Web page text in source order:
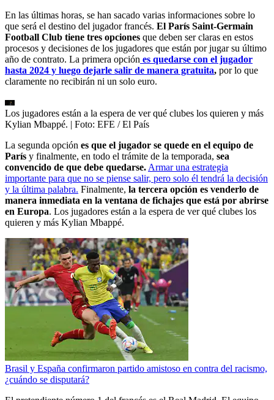
En las últimas horas, se han sacado varias informaciones sobre lo
que será el destino del jugador francés. El París Saint-Germain
Football Club tiene tres opciones que deben ser claras en estos
procesos y decisiones de los jugadores que están por jugar su último
año de contrato. La primera opción es quedarse con el jugador
hasta 2024 y luego dejarle salir de manera gratuita, por lo que
claramente no recibirán ni un solo euro.
Los jugadores están a la espera de ver qué clubes los quieren y más
Kylian Mbappé. | Foto: EFE / El País
La segunda opción es que el jugador se quede en el equipo de
París y finalmente, en todo el trámite de la temporada, sea
convencido de que debe quedarse. Armar una estrategia
importante para que no se piense salir, pero solo él tendrá la decisión
y la última palabra. Finalmente, la tercera opción es venderlo de
manera inmediata en la ventana de fichajes que está por abrirse
en Europa. Los jugadores están a la espera de ver qué clubes los
quieren y más Kylian Mbappé.
Brasil y España confirmaron partido amistoso en contra del racismo,
¿cuándo se disputará?